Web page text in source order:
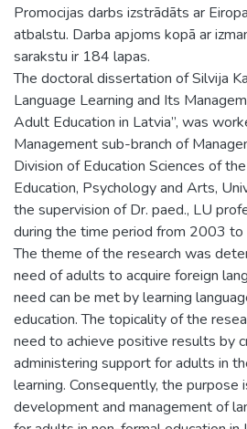
Promocijas darbs izstrādāts ar
atbalstu. Darba apjoms kopā ar
sarakstu ir 184 lapas.
The doctoral dissertation of Silvija
Language Learning and Its
Adult Education in Latvia”, was
Management sub-branch of
Division of Education Sciences of
Education, Psychology and Arts,
the supervision of Dr. paed., LU
during the time period from 2003
The theme of the research was
need of adults to acquire foreign
need can be met by learning
education. The topicality of the
need to achieve positive results by
administering support for adults in
learning. Consequently, the purpose
development and management of